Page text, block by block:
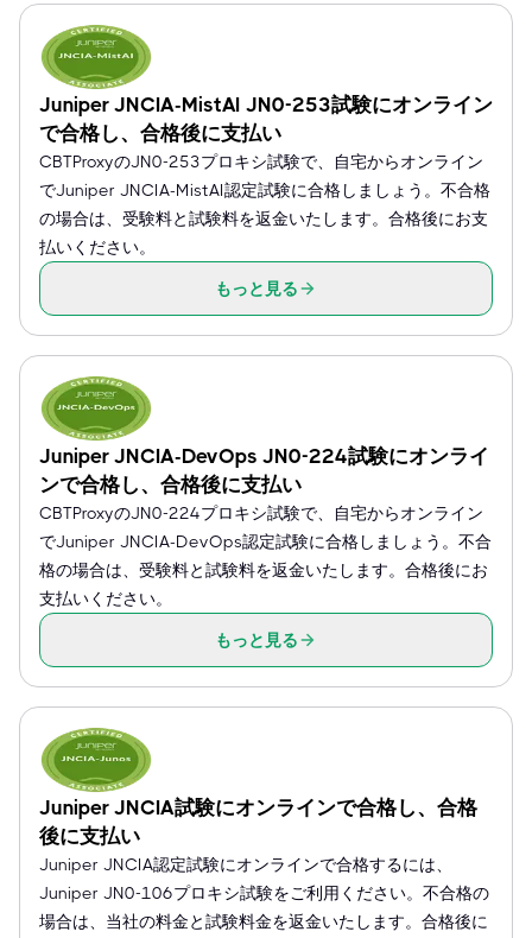
Juniper JNCIA-MistAI JN0-253試験にオンライン
で合格し、合格後に支払い
CBTProxyのJN0-253プロキシ試験で、自宅からオンライン
でJuniper JNCIA-MistAI認定試験に合格しましょう。不合格
の場合は、受験料と試験料を返金いたします。合格後にお支
払いください。
もっと見る
Juniper JNCIA-DevOps JN0-224試験にオンライ
ンで合格し、合格後に支払い
CBTProxyのJN0-224プロキシ試験で、自宅からオンライン
でJuniper JNCIA-DevOps認定試験に合格しましょう。不合
格の場合は、受験料と試験料を返金いたします。合格後にお
支払いください。
もっと見る
Juniper JNCIA試験にオンラインで合格し、合格
後に支払い
Juniper JNCIA認定試験にオンラインで合格するには、
Juniper JN0-106プロキシ試験をご利用ください。不合格の
場合は、当社の料金と試験料金を返金いたします。合格後に